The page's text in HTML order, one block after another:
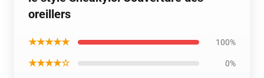
oreillers
★★★★★ 100%
★★★★☆ 0%